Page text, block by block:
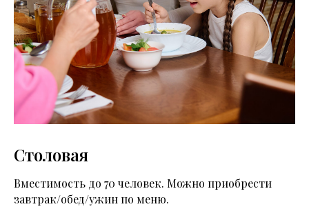
Столовая
Вместимость до 70 человек. Можно приобрести
завтрак/обед/ужин по меню.